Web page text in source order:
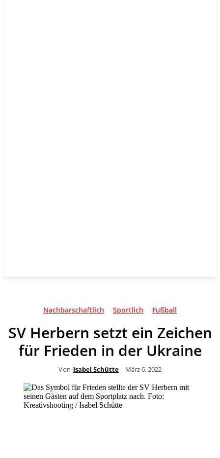
Nachbarschaftlich Sportlich Fußball
SV Herbern setzt ein Zeichen
für Frieden in der Ukraine
Von Isabel Schütte März 6, 2022